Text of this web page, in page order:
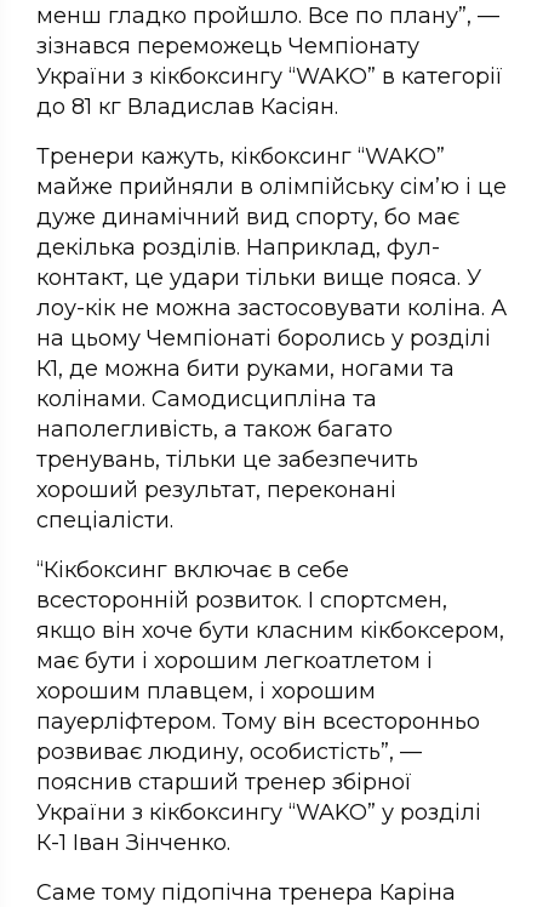
менш гладко пройшло. Все по плану”, —
зізнався переможець Чемпіонату
України з кікбоксингу “WAKO” в категорії
до 81 кг Владислав Касіян.
Тренери кажуть, кікбоксинг “WAKO”
майже прийняли в олімпійську сім’ю і це
дуже динамічний вид спорту, бо має
декілька розділів. Наприклад, фул-
контакт, це удари тільки вище пояса. У
лоу-кік не можна застосовувати коліна. А
на цьому Чемпіонаті боролись у розділі
К1, де можна бити руками, ногами та
колінами. Самодисципліна та
наполегливість, а також багато
тренувань, тільки це забезпечить
хороший результат, переконані
спеціалісти.
“Кікбоксинг включає в себе
всесторонній розвиток. І спортсмен,
якщо він хоче бути класним кікбоксером,
має бути і хорошим легкоатлетом і
хорошим плавцем, і хорошим
пауерліфтером. Тому він всесторонньо
розвиває людину, особистість”, —
пояснив старший тренер збірної
України з кікбоксингу “WAKO” у розділі
К-1 Іван Зінченко.
Саме тому підопічна тренера Каріна